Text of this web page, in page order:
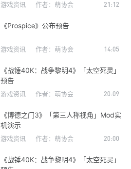
游戏资讯 作者： 萌协会 21:12
《Prospice》公布预告
游戏资讯 作者： 萌协会 14:05
《战锤40K：战争黎明4》「太空死灵」
预告
游戏资讯 作者： 萌协会 20:09
《博德之门3》「第三人称视角」Mod实
机演示
游戏资讯 作者： 萌协会 20:00
《战锤40K：战争黎明4》「太空死灵」